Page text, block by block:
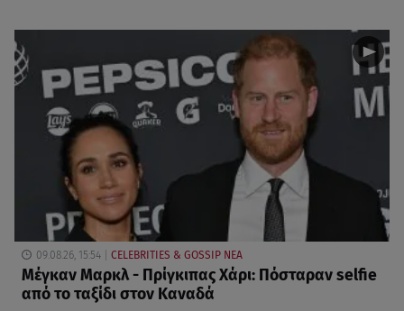
09.08.26, 15:54 CELEBRITIES & GOSSIP ΝΕΑ
Μέγκαν Μαρκλ - Πρίγκιπας Χάρι: Πόσταραν selfie
από το ταξίδι στον Καναδά